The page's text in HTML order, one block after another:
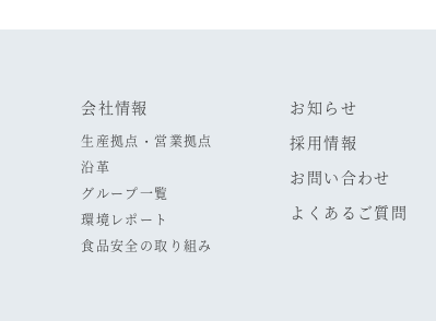
会社情報
生産拠点・営業拠点
沿革
グループ一覧
環境レポート
食品安全の取り組み
お知らせ
採用情報
お問い合わせ
よくあるご質問